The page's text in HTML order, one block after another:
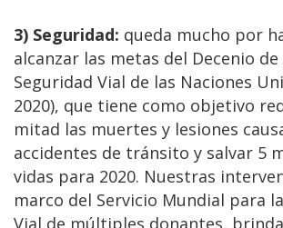
3) Seguridad: queda mucho por
alcanzar las metas del Decenio
Seguridad Vial de las Naciones
2020), que tiene como objetivo
mitad las muertes y lesiones
accidentes de tránsito y salvar 5
vidas para 2020. Nuestras
marco del Servicio Mundial para
Vial de múltiples donantes,